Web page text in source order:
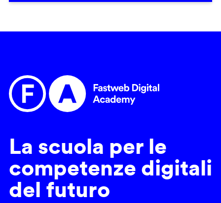
La scuola per le
competenze digitali
del futuro